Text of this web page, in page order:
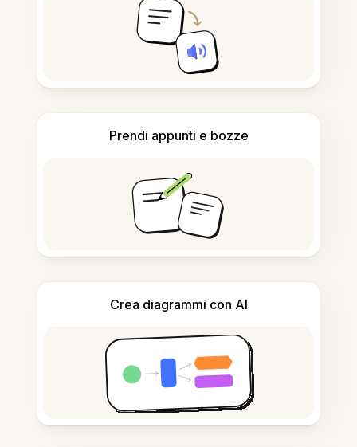
Prendi appunti e bozze
Crea diagrammi con AI